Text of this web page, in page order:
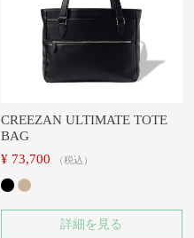
CREEZAN ULTIMATE TOTE
BAG
¥ 73,700 税込
詳細を見る